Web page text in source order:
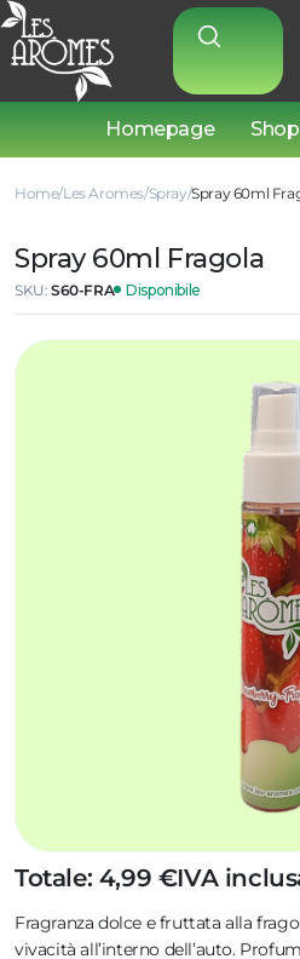
Homepage Shop
Home Les Aromes Spray Spray 60ml
Spray 60ml Fragola
SKU: S60-FRA Disponibile
IVA
Totale: 4,99 €
Fragranza dolce e fruttata alla
vivacità all’interno dell’auto.